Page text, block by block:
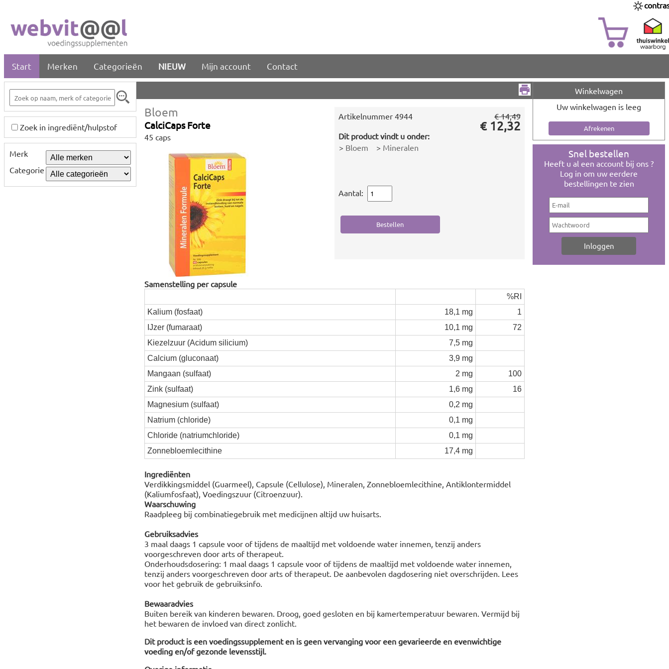
Start Merken Categorieën NIEUW Mijn account Contact
Zoek in ingrediënt/hulpstof
Merk
Categorie
Bloem
CalciCaps Forte
45 caps
Artikelnummer 4944
Dit product vindt u onder:
> Bloem > Mineralen
€ 14,49
€ 12,32
Aantal:
Samenstelling per capsule
%RI
Kalium (fosfaat)
18,1 mg
1
IJzer (fumaraat)
10,1 mg
72
Kiezelzuur (Acidum silicium)
7,5 mg
Calcium (gluconaat)
3,9 mg
Mangaan (sulfaat)
2 mg
100
Zink (sulfaat)
1,6 mg
16
Magnesium (sulfaat)
0,2 mg
Natrium (chloride)
0,1 mg
Chloride (natriumchloride)
0,1 mg
Zonnebloemlecithine
17,4 mg
Ingrediënten
Verdikkingsmiddel (Guarmeel), Capsule (Cellulose), Mineralen, Zonnebloemlecithine, Antiklontermiddel
(Kaliumfosfaat), Voedingszuur (Citroenzuur).
Waarschuwing
Raadpleeg bij combinatiegebruik met medicijnen altijd uw huisarts.
Gebruiksadvies
3 maal daags 1 capsule voor of tijdens de maaltijd met voldoende water innemen, tenzij anders
voorgeschreven door arts of therapeut.
Onderhoudsdosering: 1 maal daags 1 capsule voor of tijdens de maaltijd met voldoende water innemen,
tenzij anders voorgeschreven door arts of therapeut. De aanbevolen dagdosering niet overschrijden. Lees
voor het gebruik de gebruiksinfo.
Bewaaradvies
Buiten bereik van kinderen bewaren. Droog, goed gesloten en bij kamertemperatuur bewaren. Vermijd bij
het bewaren de invloed van direct zonlicht.
Dit product is een voedingssupplement en is geen vervanging voor een gevarieerde en evenwichtige
voeding en/of gezonde levensstijl.
Winkelwagen
Uw winkelwagen is leeg
Snel bestellen
Heeft u al een account bij ons ?
Log in om uw eerdere
bestellingen te zien